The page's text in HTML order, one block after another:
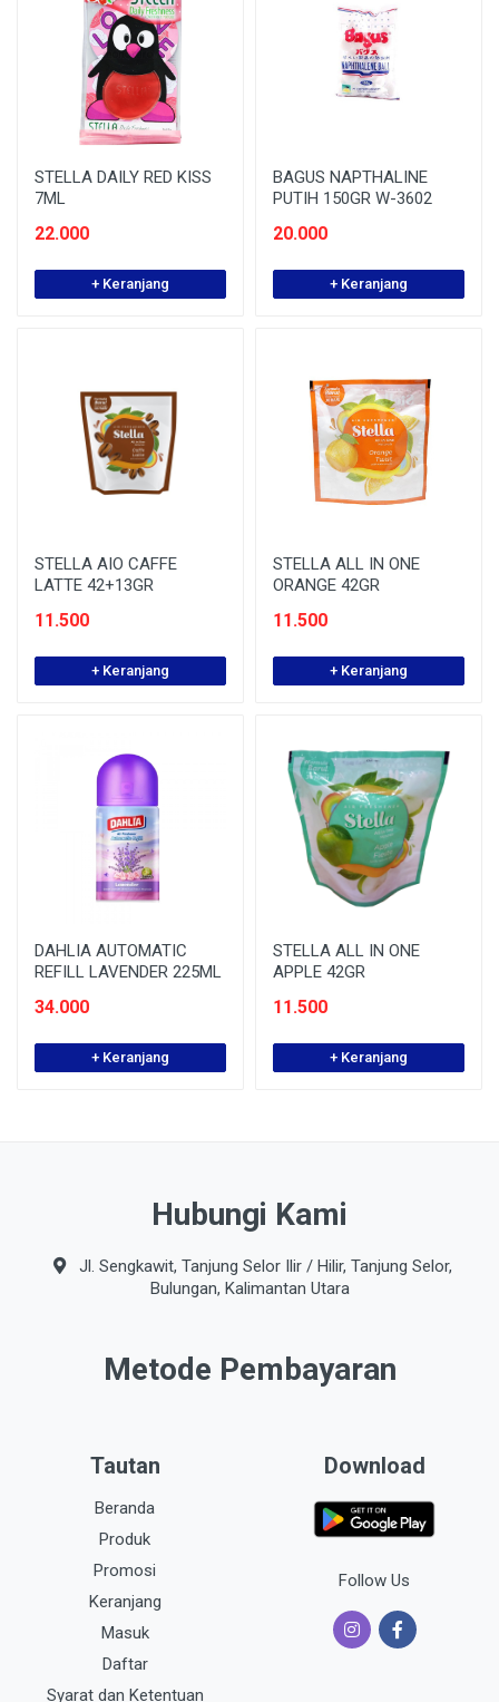
STELLA DAILY RED KISS
7ML
22.000
+ Keranjang
BAGUS NAPTHALINE
PUTIH 150GR W-3602
20.000
+ Keranjang
STELLA AIO CAFFE
LATTE 42+13GR
11.500
+ Keranjang
STELLA ALL IN ONE
ORANGE 42GR
11.500
+ Keranjang
DAHLIA AUTOMATIC
REFILL LAVENDER 225ML
34.000
+ Keranjang
STELLA ALL IN ONE
APPLE 42GR
11.500
+ Keranjang
Hubungi Kami
Jl. Sengkawit, Tanjung Selor Ilir / Hilir, Tanjung Selor,
Bulungan, Kalimantan Utara
Metode Pembayaran
Tautan
Beranda
Produk
Promosi
Keranjang
Masuk
Daftar
Syarat dan Ketentuan
Download
Follow Us